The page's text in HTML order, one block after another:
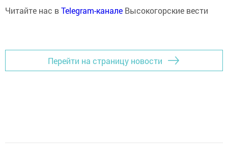
Читайте нас вTelegram-канале Высокогорские вести
Перейти на страницу новости